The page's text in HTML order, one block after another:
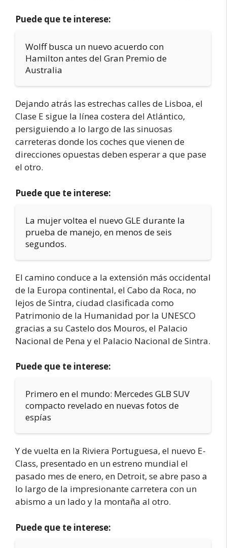
Puede que te interese:
Wolff busca un nuevo acuerdo con
Hamilton antes del Gran Premio de
Australia
Dejando atrás las estrechas calles de Lisboa, el
Clase E sigue la línea costera del Atlántico,
persiguiendo a lo largo de las sinuosas
carreteras donde los coches que vienen de
direcciones opuestas deben esperar a que pase
el otro.
Puede que te interese:
La mujer voltea el nuevo GLE durante la
prueba de manejo, en menos de seis
segundos.
El camino conduce a la extensión más occidental
de la Europa continental, el Cabo da Roca, no
lejos de Sintra, ciudad clasificada como
Patrimonio de la Humanidad por la UNESCO
gracias a su Castelo dos Mouros, el Palacio
Nacional de Pena y el Palacio Nacional de Sintra.
Puede que te interese:
Primero en el mundo: Mercedes GLB SUV
compacto revelado en nuevas fotos de
espías
Y de vuelta en la Riviera Portuguesa, el nuevo E-
Class, presentado en un estreno mundial el
pasado mes de enero, en Detroit, se abre paso a
lo largo de la impresionante carretera con un
abismo a un lado y la montaña al otro.
Puede que te interese: